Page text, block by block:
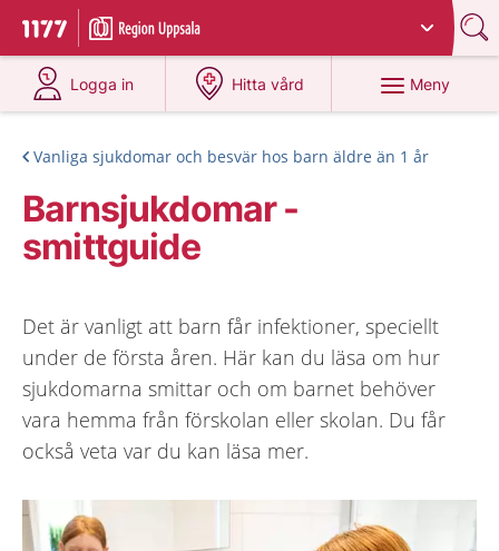
Till startsidan för 1177
Du har valt region
Logga in
på 1177.se
Hitta vård
på 1177.se
Meny
Vanliga sjukdomar och besvär hos barn äldre än 1 år
Barnsjukdomar -
smittguide
Det är vanligt att barn får infektioner, speciellt
under de första åren. Här kan du läsa om hur
sjukdomarna smittar och om barnet behöver
vara hemma från förskolan eller skolan. Du får
också veta var du kan läsa mer.